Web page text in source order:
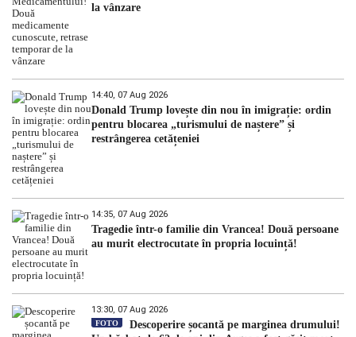
la vânzare
14:40, 07 Aug 2026
Donald Trump lovește din nou în imigrație: ordin
pentru blocarea „turismului de naștere” și
restrângerea cetățeniei
14:35, 07 Aug 2026
Tragedie într-o familie din Vrancea! Două persoane
au murit electrocutate în propria locuință!
13:30, 07 Aug 2026
FOTO
Descoperire șocantă pe marginea drumului!